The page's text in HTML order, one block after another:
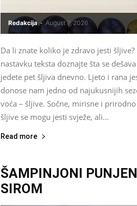
Redakcija - August 7, 2026
Da li znate koliko je zdravo jesti šljive?
nastavku teksta doznajte šta se
jedete pet šljiva dnevno. Ljeto i rana
donose nam jedno od najukusnijih
voća – šljive. Sočne, mirisne i
šljive se mogu jesti svježe, ali...
Read more
ŠAMPINJONI
SIROM